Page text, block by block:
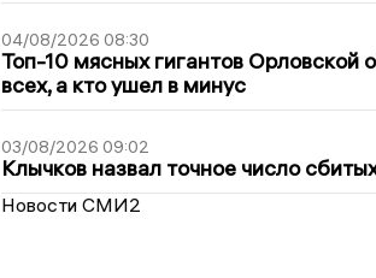
04/08/2026 08:30
Топ-10 мясных гигантов Орловской
всех, а кто ушел в минус
03/08/2026 09:02
Клычков назвал точное число
Новости СМИ2